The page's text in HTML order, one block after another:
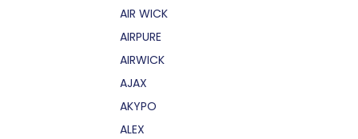
AIR WICK
AIRPURE
AIRWICK
AJAX
AKYPO
ALEX